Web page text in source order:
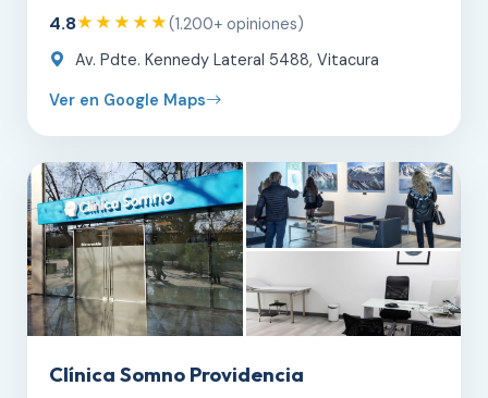
4.8★★★★★(1.200+ opiniones)
Av. Pdte. Kennedy Lateral 5488, Vitacura
Ver en Google Maps
Clínica Somno Providencia